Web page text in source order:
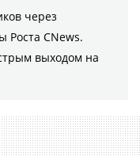
через
Роста CNews.
выходом на